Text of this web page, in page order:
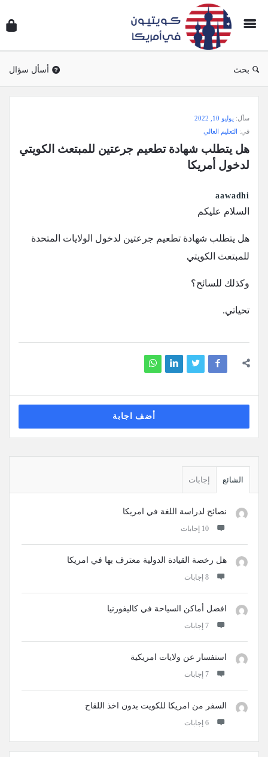
بحث أسأل سؤال
وجواب
في
الاحدث
أسئلة
سأل: يوليو 10, 2022
في: التعليم العالي
لدخول أمريكا
aawadhi
السلام عليكم
هل يتطلب شهادة تطعيم جرعتين لدخول الولايات المتحدة
للمبتعث الكويتي
وكذلك للسائح؟
تحياتي.
أضف اجابة
الجانبيةالشائع إجابات
نصائح لدراسة اللغة في امريكا
‫10 إجابات
هل رخصة القيادة الدولية معترف بها في امريكا
‫8 إجابات
افضل أماكن السياحة في كاليفورنيا
‫7 إجابات
استفسار عن ولايات امريكية
‫7 إجابات
السفر من امريكا للكويت بدون اخذ اللقاح
‫6 إجابات